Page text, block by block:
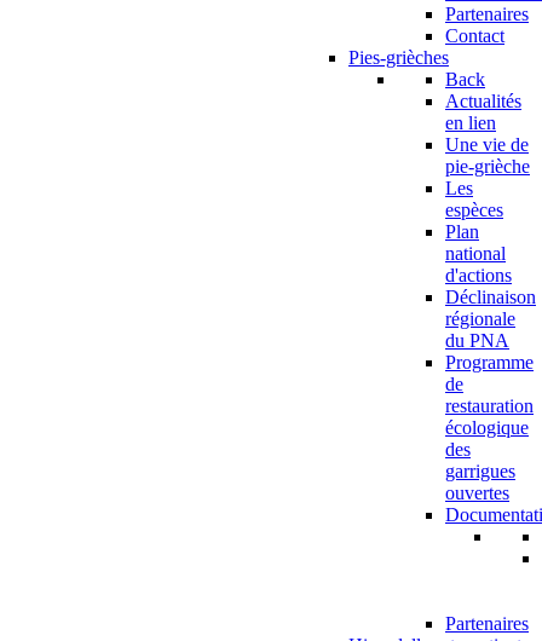
Partenaires
Contact
Pies-grièches
Back
Actualités
en lien
Une vie de
pie-grièche
Les
espèces
Plan
national
d'actions
Déclinaison
régionale
du PNA
Programme
de
restauration
écologique
des
garrigues
ouvertes
Partenaires